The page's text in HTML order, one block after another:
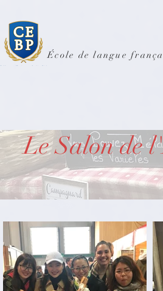
École de langue
Le Salon de